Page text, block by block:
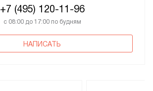
+7 (495) 120-11-96
с 08:00 до 17:00 по будням
НАПИСАТЬ